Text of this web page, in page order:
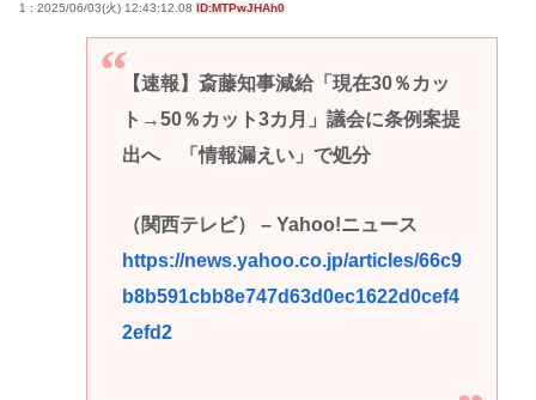
1 : 2025/06/03(火) 12:43:12.08 ID:MTPwJHAh0
【速報】斎藤知事減給「現在30％カッ
ト→50％カット3カ月」議会に条例案提
出へ 「情報漏えい」で処分
（関西テレビ） – Yahoo!ニュース
https://news.yahoo.co.jp/articles/66c9
b8b591cbb8e747d63d0ec1622d0cef4
2efd2